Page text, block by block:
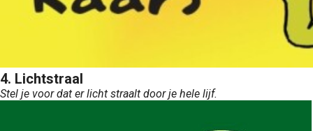
4. Lichtstraal
Stel je voor dat er licht straalt door je hele lijf.